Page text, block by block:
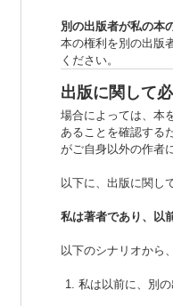
別の出版者が私の本
本の権利を別の出版
ください。
出版に関して
場合によっては、本
あることを確認する
がご自身以外の作者
以下に、出版に関し
私は著者であり、以
以下のシナリオから
私は以前に、別